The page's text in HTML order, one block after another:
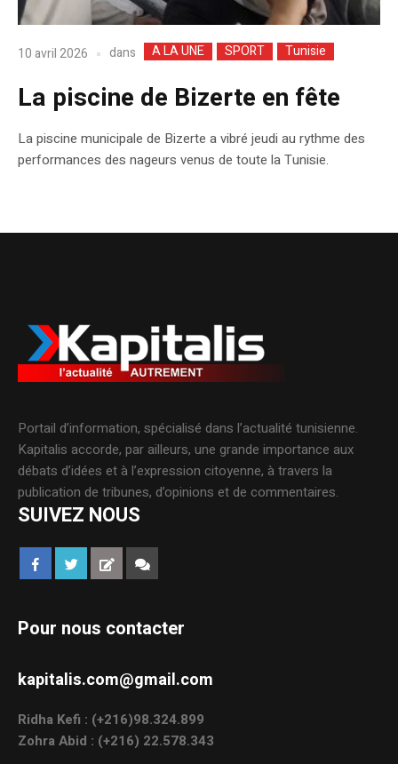
10 avril 2026 dans A LA UNE SPORT Tunisie
La piscine de Bizerte en fête
La piscine municipale de Bizerte a vibré jeudi au rythme des
performances des nageurs venus de toute la Tunisie.
Portail d’information, spécialisé dans l’actualité tunisienne.
Kapitalis accorde, par ailleurs, une grande importance aux
débats d’idées et à l’expression citoyenne, à travers la
publication de tribunes, d’opinions et de commentaires.
SUIVEZ NOUS
Pour nous contacter
kapitalis.com@gmail.com
Ridha Kefi : (+216)98.324.899
Zohra Abid : (+216) 22.578.343